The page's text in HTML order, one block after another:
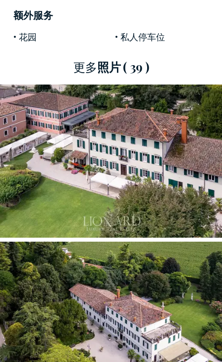
是這座
三層樓組成，平面呈矩
梁門窗，兩個較小的橫向延伸部分 Barchessa 從中
展開，其中一個延伸至寬敞的露台。整棟建築共
有7間臥室和11間浴室。
儘管沒有太多書面證據證明這座建築群輝煌的過
去，但人們認為這座宮殿是在弗朗切斯科·贊尼爾
(Francesco Zannier) 的要求下於19 世紀早期建造
的，後來歸貴族瓦里奧拉(Variola) 家族擁有，該家
族以透過其小麥加工而聞名。 20 世紀，該建築被
義大利軍隊徵用，改建為野戰醫院，在第一次世
界大戰期間為所謂的第三集團軍提供了大量床
位。二戰期間，被德軍佔領後，又再次遭受同樣
的命運，直到兩次世界大戰結束時陷入荒廢和荒
廢的狀態。直到1996 年，該建築及其公園才得到
實質修復，當時啟動了一項重大翻修和修復工
程，尤其是 Barchessa。
別墅是舉辦私人聚會、商務會議、宴會和招待會
的絕佳場所，如今，別墅已恢復昔日輝煌，擁有
寬敞溫馨的客房，其古老的魅力和寬敞的空間非
常適合舉辦各種類型的活動。不乏專門用於更私
密和保守的場合的空間，所有空間都裝飾著奇妙
额外服务
花园 私人停车位
更多照片( 39 )